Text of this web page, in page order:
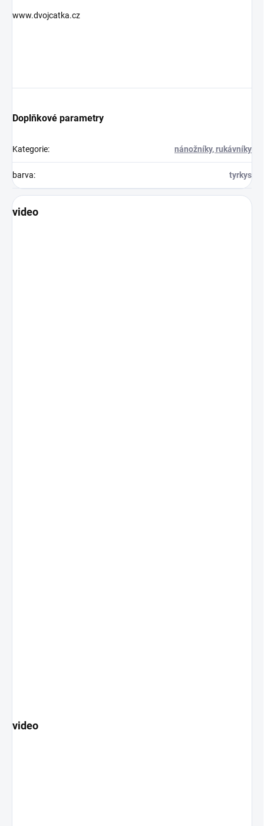
www.dvojcatka.cz
Doplňkové parametry
Kategorie: nánožníky, rukávníky
barva: tyrkys
video
video